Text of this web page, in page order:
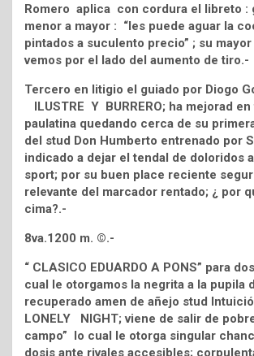
Romero aplica con cordura el libreto :
menor a mayor : “les puede aguar la
pintados a suculento precio” ; su
vemos por el lado del aumento de tiro.-
Tercero en litigio el guiado por Diogo
ILUSTRE Y BURRERO; ha mejorad
paulatina quedando cerca de su
del stud Don Humberto entrenado por
indicado a dejar el tendal de doloridos
sport; por su buen place reciente
relevante del marcador rentado; ¿ por
cima?.-
8va.1200 m. ©.-
“ CLASICO EDUARDO A PONS” para
cual le otorgamos la negrita a la pupila
recuperado amen de añejo stud
LONELY NIGHT; viene de salir de
campo” lo cual le otorga singular
dosis ante rivales accesibles;